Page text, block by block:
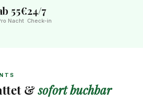
55€
Nacht
24/7
Check-in
&sofort buchbar